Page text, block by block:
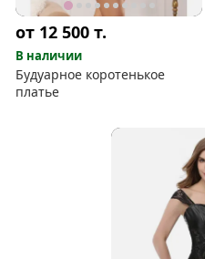
от 12 500т.
В наличии
Будуарное коротенькое
платье